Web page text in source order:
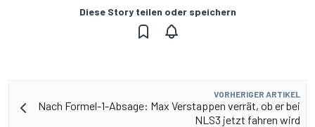
Diese Story teilen oder speichern
VORHERIGER ARTIKEL
Nach Formel-1-Absage: Max Verstappen verrät, ob er bei
NLS3 jetzt fahren wird